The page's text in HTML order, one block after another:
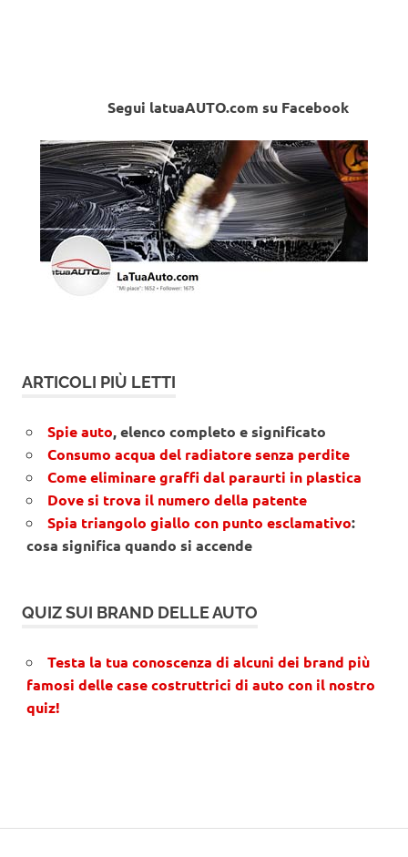
Segui latuaAUTO.com su Facebook
ARTICOLI PIÙ LETTI
Spie auto, elenco completo e significato
Consumo acqua del radiatore senza perdite
Come eliminare graffi dal paraurti in plastica
Dove si trova il numero della patente
Spia triangolo giallo con punto esclamativo:
cosa significa quando si accende
QUIZ SUI BRAND DELLE AUTO
Testa la tua conoscenza di alcuni dei brand più
famosi delle case costruttrici di auto con il nostro
quiz!